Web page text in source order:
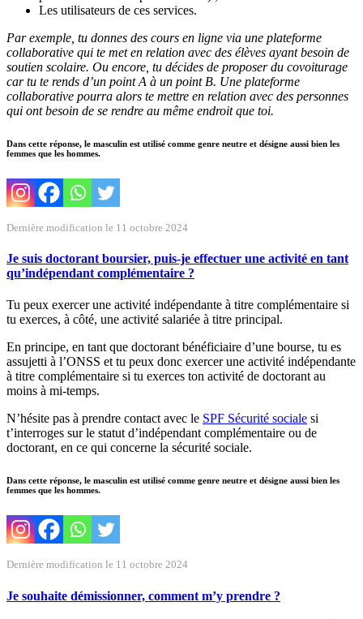
Les utilisateurs de ces services.
Par exemple, tu donnes des cours en ligne via une plateforme
collaborative qui te met en relation avec des élèves ayant besoin de
soutien scolaire. Ou encore, tu décides de proposer du covoiturage
car tu te rends d’un point A à un point B. Une plateforme
collaborative pourra alors te mettre en relation avec des personnes
qui ont besoin de se rendre au même endroit que toi.
Dans cette réponse, le masculin est utilisé comme genre neutre et désigne aussi bien les
femmes que les hommes.
Dernière modification le 11 octobre 2024
Je suis doctorant boursier, puis-je effectuer une activité en tant
qu’indépendant complémentaire ?
Tu peux exercer une activité indépendante à titre complémentaire si
tu exerces, à côté, une activité salariée à titre principal.
En principe, en tant que doctorant bénéficiaire d’une bourse, tu es
assujetti à l’ONSS et tu peux donc exercer une activité indépendante
à titre complémentaire si tu exerces ton activité de doctorant au
moins à mi-temps.
N’hésite pas à prendre contact avec le SPF Sécurité sociale si
t’interroges sur le statut d’indépendant complémentaire ou de
doctorant, en ce qui concerne la sécurité sociale.
Dans cette réponse, le masculin est utilisé comme genre neutre et désigne aussi bien les
femmes que les hommes.
Dernière modification le 11 octobre 2024
Je souhaite démissionner, comment m’y prendre ?